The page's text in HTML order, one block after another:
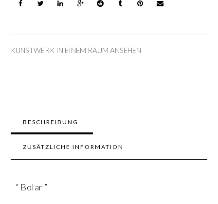
KUNSTWERK IN EINEM RAUM ANSEHEN
BESCHREIBUNG
ZUSÄTZLICHE INFORMATION
“ Bolar ”